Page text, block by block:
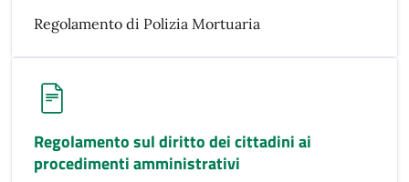
Regolamento di Polizia Mortuaria
Regolamento sul diritto dei cittadini ai
procedimenti amministrativi